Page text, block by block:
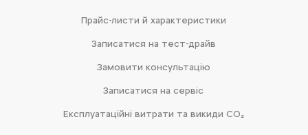
Прайс-листи й характеристики
Записатися на тест-драйв
Замовити консультацію
Записатися на сервіс
Експлуатаційні витрати та викиди CO₂